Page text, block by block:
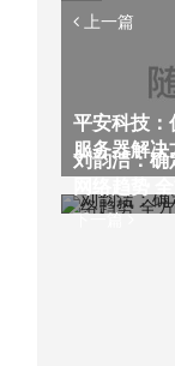
上一篇
平安科技：
服务器解决
下一篇
刘韵洁：确